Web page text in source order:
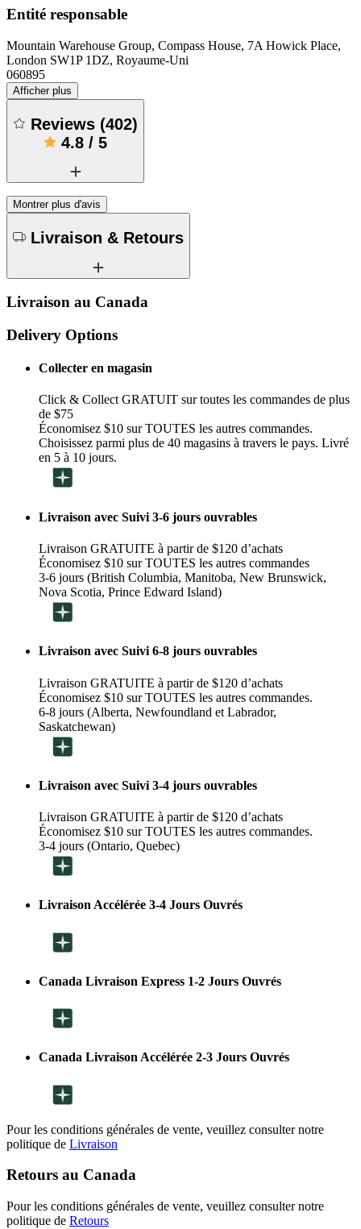
Entité responsable
Mountain Warehouse Group, Compass House, 7A Howick Place,
London SW1P 1DZ, Royaume-Uni
060895
Afficher plus
Reviews (402)
4.8 / 5
Montrer plus d'avis
Livraison & Retours
Livraison au Canada
Delivery Options
Collecter en magasin
Click & Collect GRATUIT sur toutes les commandes de plus
de $75
Économisez $10 sur TOUTES les autres commandes.
Choisissez parmi plus de 40 magasins à travers le pays. Livré
en 5 à 10 jours.
Livraison avec Suivi 3-6 jours ouvrables
Livraison GRATUITE à partir de $120 d’achats
Économisez $10 sur TOUTES les autres commandes
3-6 jours (British Columbia, Manitoba, New Brunswick,
Nova Scotia, Prince Edward Island)
Livraison avec Suivi 6-8 jours ouvrables
Livraison GRATUITE à partir de $120 d’achats
Économisez $10 sur TOUTES les autres commandes.
6-8 jours (Alberta, Newfoundland et Labrador,
Saskatchewan)
Livraison avec Suivi 3-4 jours ouvrables
Livraison GRATUITE à partir de $120 d’achats
Économisez $10 sur TOUTES les autres commandes.
3-4 jours (Ontario, Quebec)
Livraison Accélérée 3-4 Jours Ouvrés
Canada Livraison Express 1-2 Jours Ouvrés
Canada Livraison Accélérée 2-3 Jours Ouvrés
Pour les conditions générales de vente, veuillez consulter notre
politique de Livraison
Retours au Canada
Pour les conditions générales de vente, veuillez consulter notre
politique de Retours